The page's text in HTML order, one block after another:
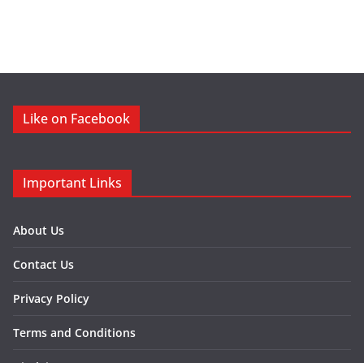
Like on Facebook
Important Links
About Us
Contact Us
Privacy Policy
Terms and Conditions